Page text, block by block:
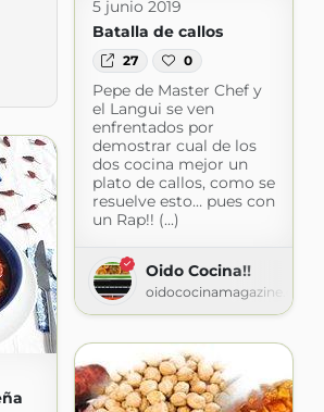
5 junio 2019
Batalla de callos
27 0
Pepe de Master Chef y
el Langui se ven
enfrentados por
demostrar cual de los
dos cocina mejor un
plato de callos, como se
resuelve esto… pues con
un Rap!! (...)
Oido Cocina!!
oidococinamagazine.com